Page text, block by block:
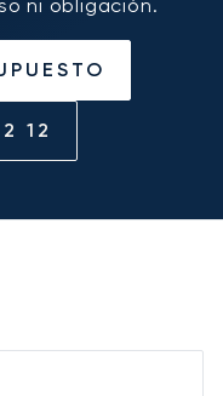
ni obligación.
12